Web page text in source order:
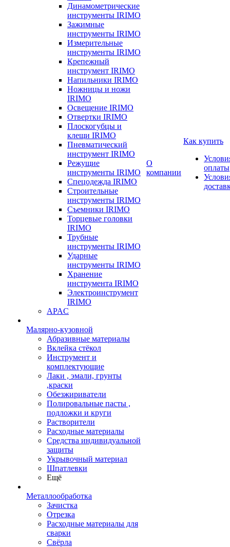
Динамометрические
инструменты IRIMO
Зажимные
инструменты IRIMO
Измерительные
инструменты IRIMO
Крепежный
инструмент IRIMO
Напильники IRIMO
Ножницы и ножи
IRIMO
Освещение IRIMO
Отвертки IRIMO
Плоскогубцы и
клещи IRIMO
Пневматический
инструмент IRIMO
Режущие
инструменты IRIMO
Спецодежда IRIMO
Строительные
инструменты IRIMO
Съемники IRIMO
Торцевые головки
IRIMO
Трубные
инструменты IRIMO
Ударные
инструменты IRIMO
Хранение
инструмента IRIMO
Электроинструмент
IRIMO
APAC
Малярно-кузовной
Абразивные материалы
Вклейка стёкол
Инструмент и
комплектующие
Лаки , эмали, грунты
,краски
Обезжириватели
Полировальные пасты ,
подложки и круги
Растворители
Расходные материалы
Средства индивидуальной
защиты
Укрывочный материал
Шпатлевки
Ещё
Металлообработка
Зачистка
Отрезка
Расходные материалы для
сварки
Свёрла
О
компании
Как купить
оплаты